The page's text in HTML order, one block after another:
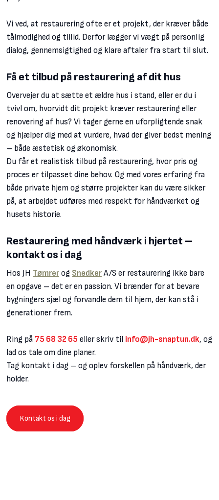
Vi ved, at restaurering ofte er et projekt, der kræver både
tålmodighed og tillid. Derfor lægger vi vægt på personlig
dialog, gennemsigtighed og klare aftaler fra start til slut.
Få et tilbud på restaurering af dit hus
Overvejer du at sætte et ældre hus i stand, eller er du i
tvivl om, hvorvidt dit projekt kræver restaurering eller
renovering af hus? Vi tager gerne en uforpligtende snak
og hjælper dig med at vurdere, hvad der giver bedst mening
– både æstetisk og økonomisk.
Du får et realistisk tilbud på restaurering, hvor pris og
proces er tilpasset dine behov. Og med vores erfaring fra
både private hjem og større projekter kan du være sikker
på, at arbejdet udføres med respekt for håndværket og
husets historie.
Restaurering med håndværk i hjertet –
kontakt os i dag
Hos JH Tømrer og Snedker A/S er restaurering ikke bare
en opgave – det er en passion. Vi brænder for at bevare
bygningers sjæl og forvandle dem til hjem, der kan stå i
generationer frem.
Ring på 75 68 32 65 eller skriv til info@jh-snaptun.dk, og
lad os tale om dine planer.
Tag kontakt i dag – og oplev forskellen på håndværk, der
holder.
Kontakt os i dag​